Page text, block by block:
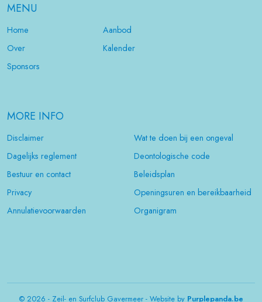
MENU
Home
Aanbod
Over
Kalender
Sponsors
MORE INFO
Disclaimer
Wat te doen bij een ongeval
Dagelijks reglement
Deontologische code
Bestuur en contact
Beleidsplan
Privacy
Openingsuren en bereikbaarheid
Annulatievoorwaarden
Organigram
© 2026 - Zeil- en Surfclub Gavermeer - Website by Purplepanda.be